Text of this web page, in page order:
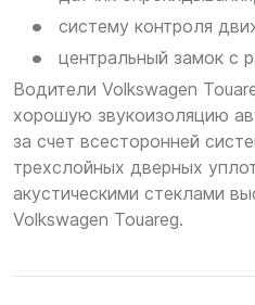
систему контроля
центральный замок с
Водители Volkswagen
хорошую звукоизоляцию
за счет всесторонней
трехслойных дверных
акустическими стеклами
Volkswagen Touareg.